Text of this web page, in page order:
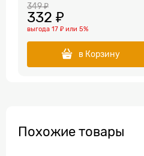
349 ₽
332 ₽
выгода 17 ₽ или 5%
в Корзину
Похожие товары